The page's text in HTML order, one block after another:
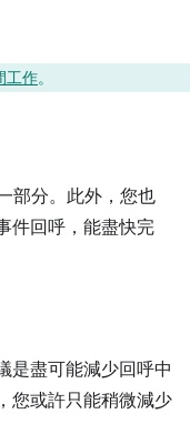
工作。
部分。此外，您也
件回呼，能盡快完
是盡可能減少回呼中
您或許只能稍微減少